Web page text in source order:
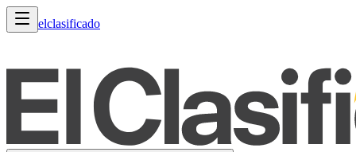
elclasificado